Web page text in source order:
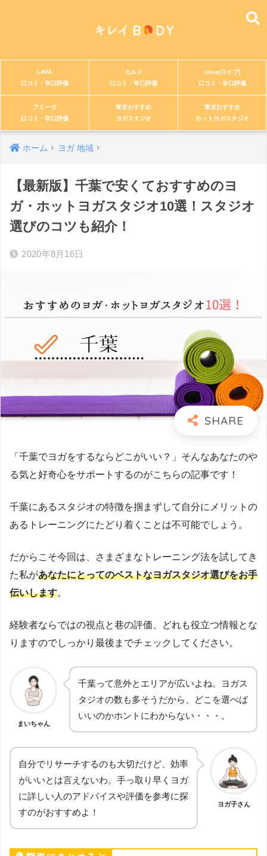
LAVA
口コミ・辛口評価
カルド
口コミ・辛口評価
loive(ロイブ)
口コミ・辛口評価
アミーダ
口コミ・辛口評価
東京おすすめ
ヨガスタジオ
東京おすすめ
ホットヨガスタジオ
ホーム ヨガ 地域
【最新版】千葉で安くておすすめのヨ
ガ・ホットヨガスタジオ10選！スタジオ
選びのコツも紹介！
2020年8月16日
「千葉でヨガをするならどこがいい？」そんなあなたのや
る気と好奇心をサポートするのがこちらの記事です！
千葉にあるスタジオの特徴を掴まずして自分にメリットの
あるトレーニングにたどり着くことは不可能でしょう。
だからこそ今回は、さまざまなトレーニング法を試してき
た私があなたにとってのベストなヨガスタジオ選びをお手
伝いします。
経験者ならではの視点と巷の評価、どれも役立つ情報とな
りますのでしっかり最後までチェックしてください。
まいちゃん
千葉って意外とエリアが広いよね。ヨガス
タジオの数も多そうだから、どこを選べば
いいのかホントにわからない・・・。
自分でリサーチするのも大切だけど、効率
がいいとは言えないわ。手っ取り早くヨガ
に詳しい人のアドバイスや評価を参考に探
すのがおすすめよ！
ヨガ子さん